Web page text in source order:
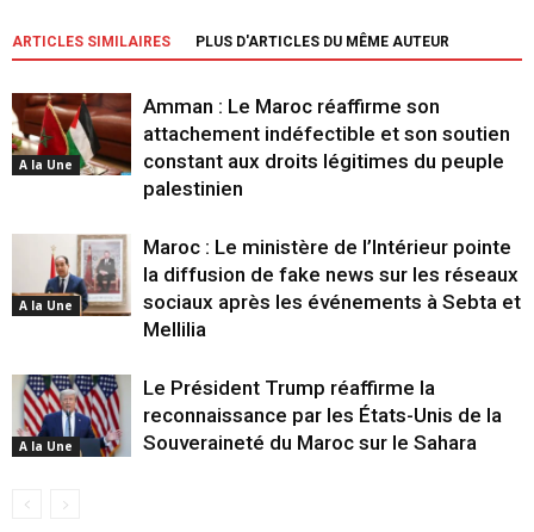
ARTICLES SIMILAIRES PLUS D'ARTICLES DU MÊME AUTEUR
A la Une
Amman : Le Maroc réaffirme son
attachement indéfectible et son soutien
constant aux droits légitimes du peuple
palestinien
A la Une
Maroc : Le ministère de l’Intérieur pointe
la diffusion de fake news sur les réseaux
sociaux après les événements à Sebta et
Mellilia
A la Une
Le Président Trump réaffirme la
reconnaissance par les États-Unis de la
Souveraineté du Maroc sur le Sahara